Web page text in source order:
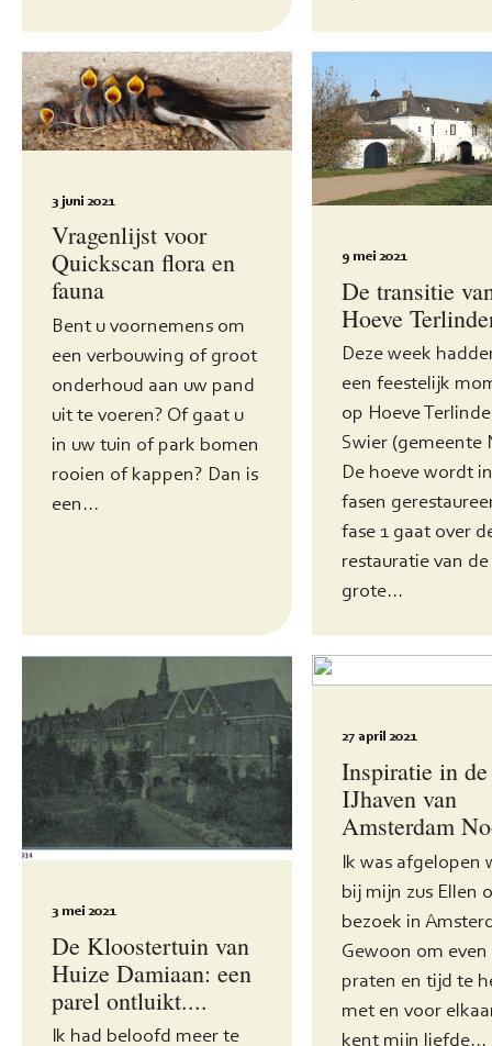
3 juni 2021
Vragenlijst voor
Quickscan flora en
fauna
Bent u voornemens om
een verbouwing of groot
onderhoud aan uw pand
uit te voeren? Of gaat u
in uw tuin of park bomen
rooien of kappen? Dan is
een...
9 mei 2021
De transitie
Hoeve
Deze week
een feestelijk
op Hoeve
Swier (gemeente
De hoeve wordt
fasen
fase 1 gaat over
restauratie van de
grote...
3 mei 2021
De Kloostertuin van
Huize Damiaan: een
parel ontluikt....
Ik had beloofd meer te
27 april 2021
Inspiratie in de
IJhaven van
Amsterdam
Ik was afgelopen
bij mijn zus Ellen
bezoek in
Gewoon om
praten en tijd te
met en voor
kent mijn liefde...